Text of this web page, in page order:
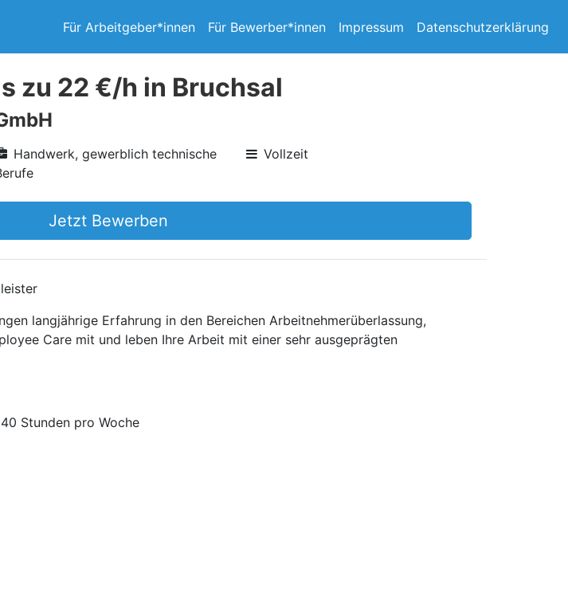
Für Arbeitgeber*innen Für Bewerber*innen Impressum Datenschutzerklärung
zu 22 €/h in Bruchsal
Handwerk, gewerblich technische
Vollzeit
Jetzt Bewerben
langjährige Erfahrung in den Bereichen Arbeitnehmerüberlassung,
Care mit und leben Ihre Arbeit mit einer sehr ausgeprägten
Stunden pro Woche